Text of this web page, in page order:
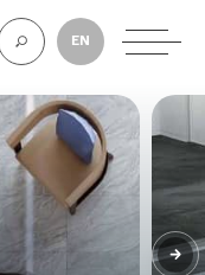
VỀ CHÚNG
EN
KẾ